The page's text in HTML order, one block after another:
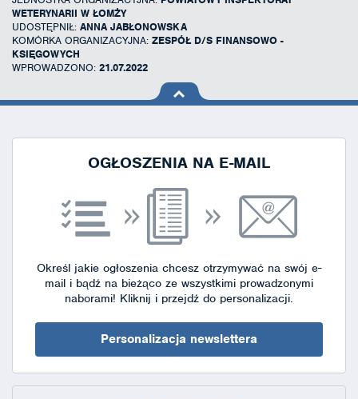
WETERYNARII W ŁOMŻY
UDOSTĘPNIŁ: ANNA JABŁONOWSKA
KOMÓRKA ORGANIZACYJNA: ZESPÓŁ D/S FINANSOWO -
KSIĘGOWYCH
WPROWADZONO: 21.07.2022
na górę
OGŁOSZENIA NA E-MAIL
Określ jakie ogłoszenia chcesz otrzymywać na swój e-
mail i bądź na bieżąco ze wszystkimi prowadzonymi
naborami! Kliknij i przejdź do personalizacji.
Personalizacja newslettera